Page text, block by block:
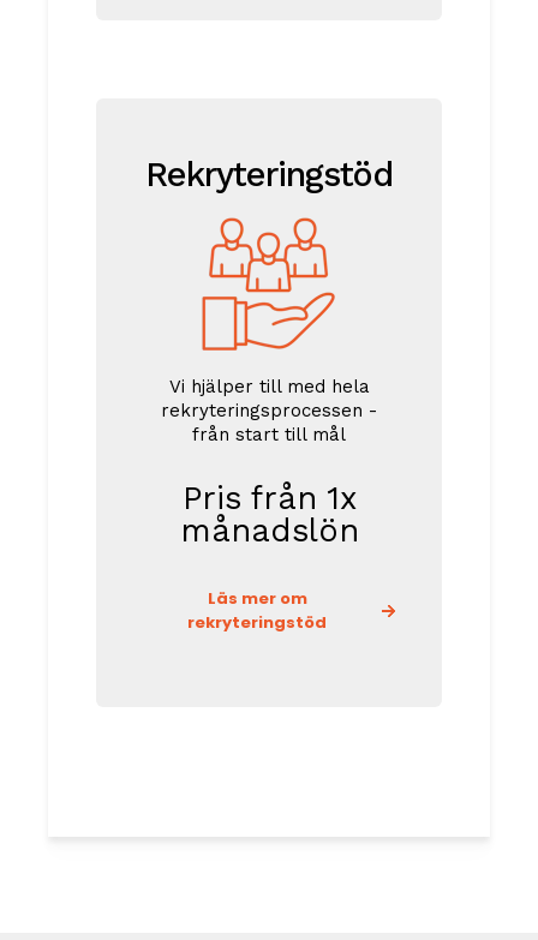
Rekryteringstöd
Vi hjälper till med hela
rekryteringsprocessen -
från start till mål
Pris från 1x
månadslön
Läs mer om
rekryteringstöd